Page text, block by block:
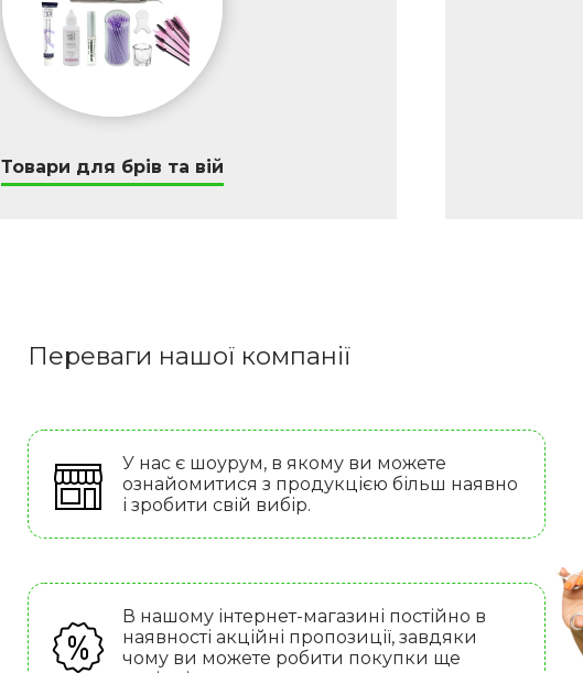
Товари для брів та вій
Переваги нашої компанії
У нас є шоурум, в якому ви можете
ознайомитися з продукцією більш наявно
і зробити свій вибір.
В нашому інтернет-магазині постійно в
наявності акційні пропозиції, завдяки
чому ви можете робити покупки ще